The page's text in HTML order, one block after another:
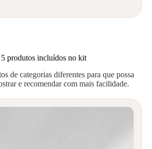
produtos incluídos no kit
de categorias diferentes para que possa
e recomendar com mais facilidade.